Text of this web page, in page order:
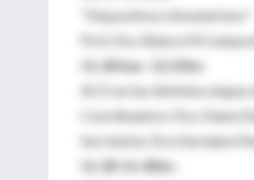
"Dispositivos intrauterinos"
Prof. Dra. Blanca
11.30 has- 12.15hs:
ACO en las distintas etapas
Coordinadora: Dra. Diana
Secretaria: Dra Giordana
11.30-11.45hs: